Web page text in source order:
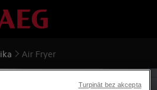
Air Fryer
Turpināt bez akcepta